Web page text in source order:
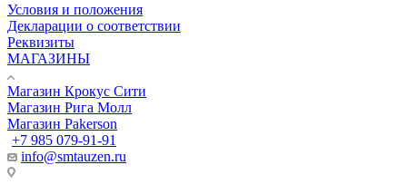
Условия и положения
Декларации о соответствии
Реквизиты
МАГАЗИНЫ
Магазин Крокус Сити
Магазин Рига Молл
Магазин Pakerson
+7 985 079-91-91
info@smtauzen.ru